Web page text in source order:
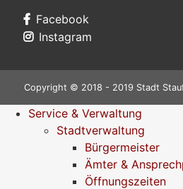
Facebook
Instagram
Copyright © 2018 - 2019 Stadt
Service & Verwaltung
Stadtverwaltung
Bürgermeister
Ämter &
Öffnungszeiten